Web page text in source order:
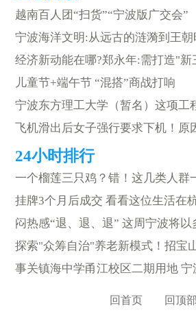
越南百人团“扫货”“宁波版广交会”
宁波海洋文明:从远古的涟漪到王
经济新动能在哪?郑永年:需打造"新
儿童节+端午节 “混搭”商战打响
宁波东方理工大学（暂名）这项工
飞机滑出后女子强行要求下机！原
一个榴莲三只鸡？错！这几类人群
闷热感“退、退、退” 这周宁波将以
回首页 回顶部